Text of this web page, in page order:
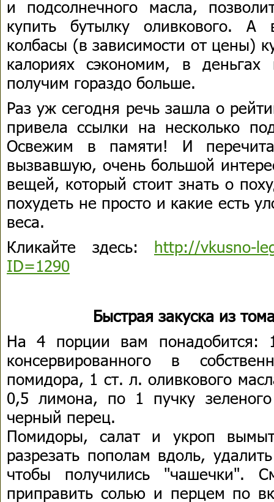
и подсолнечного масла,
купить бутылку оливкового. А
колбасы (в зависимости от цены)
калориях сэкономим, в
получим гораздо больше.
Раз уж сегодня речь зашла о
привела ссылки на несколько
Освежим в памяти! И
вызвавшую, очень большой
вещей, который стоит знать о
похудеть не просто и какие есть
веса.
Кликайте здесь: http://vkusno-
ID=1290
Быстрая закуска из
На 4 порции вам понадобится:
консервированного в
помидора, 1 ст. л. оливкового
0,5 лимона, по 1 пучку
черный перец.
Помидоры, салат и укроп
разрезать пополам вдоль,
чтобы получились "чашечки".
приправить солью и перцем по